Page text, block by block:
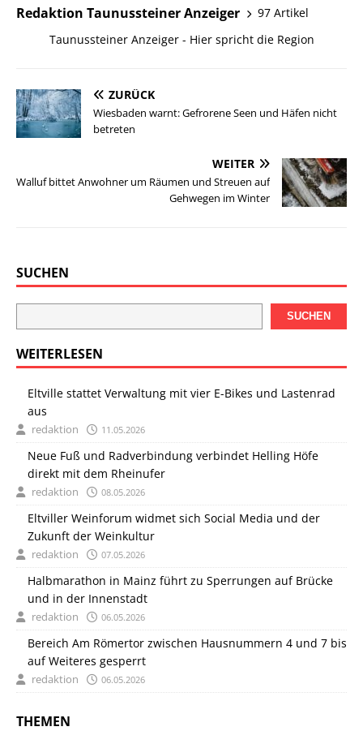
Redaktion Taunussteiner Anzeiger
97 Artikel
Taunussteiner Anzeiger - Hier spricht die Region
ZURÜCK
Wiesbaden warnt: Gefrorene Seen und Häfen nicht
betreten
WEITER
Walluf bittet Anwohner um Räumen und Streuen auf
Gehwegen im Winter
SUCHEN
SUCHEN
WEITERLESEN
Eltville stattet Verwaltung mit vier E-Bikes und Lastenrad
aus
redaktion 11.05.2026
Neue Fuß und Radverbindung verbindet Helling Höfe
direkt mit dem Rheinufer
redaktion 08.05.2026
Eltviller Weinforum widmet sich Social Media und der
Zukunft der Weinkultur
redaktion 07.05.2026
Halbmarathon in Mainz führt zu Sperrungen auf Brücke
und in der Innenstadt
redaktion 06.05.2026
Bereich Am Römertor zwischen Hausnummern 4 und 7 bis
auf Weiteres gesperrt
redaktion 06.05.2026
THEMEN